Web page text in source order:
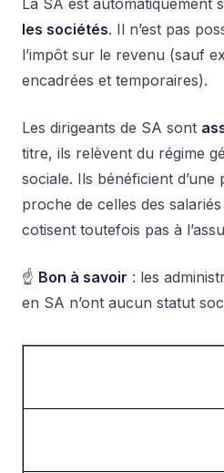
La SA est automatiquement
les sociétés. Il n’est pas
l’impôt sur le revenu (sauf
encadrées et temporaires).
Les dirigeants de SA sont
titre, ils relèvent du régime
sociale. Ils bénéficient
proche de celles des
cotisent toutefois pas à
☝️ Bon à savoir : les
en SA n’ont aucun statut